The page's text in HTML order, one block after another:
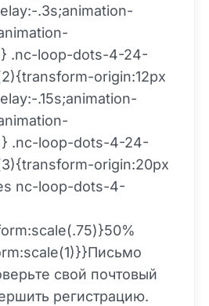
.3s;animation-
.nc-loop-dots-4-24-
origin:12px
.15s;animation-
.nc-loop-dots-4-24-
origin:20px
nc-loop-dots-4-
свой почтовый
регистрацию.